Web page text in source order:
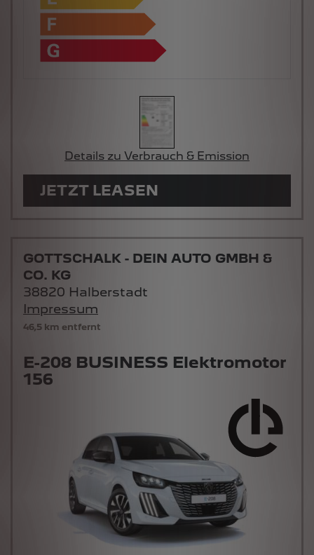
Details zu Verbrauch & Emission
JETZT LEASEN
46,5 km entfernt
E-208 BUSINESS Elektromotor
156
GOTTSCHALK - DEIN AUTO GMBH &
CO. KG
38820 Halberstadt
Impressum